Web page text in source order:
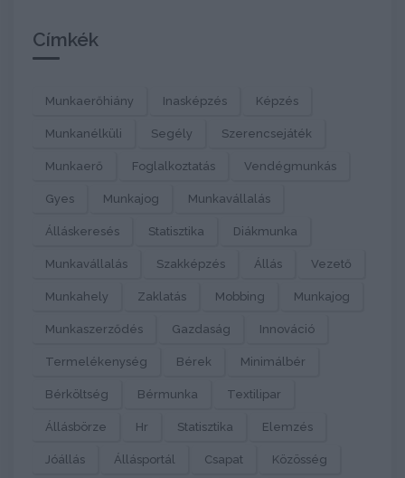
Címkék
Munkaerőhiány Inasképzés Képzés
Munkanélküli Segély Szerencsejáték
Munkaerő Foglalkoztatás Vendégmunkás
Gyes Munkajog Munkavállalás
Álláskeresés Statisztika Diákmunka
Munkavállalás Szakképzés Állás Vezető
Munkahely Zaklatás Mobbing Munkajog
Munkaszerződés Gazdaság Innováció
Termelékenység Bérek Minimálbér
Bérköltség Bérmunka Textilipar
Állásbörze Hr Statisztika Elemzés
Jóállás Állásportál Csapat Közösség